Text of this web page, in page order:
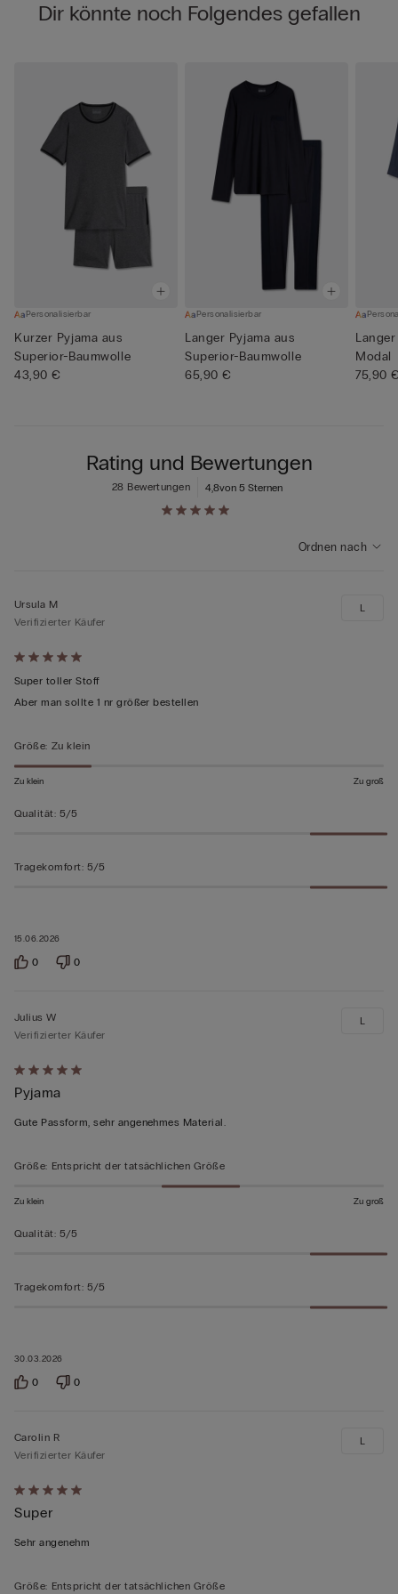
Dir könnte noch Folgendes gefallen
Personalisierbar
Kurzer Pyjama aus
Superior-Baumwolle
43,90 €
Personalisierbar
Langer Pyjama aus
Superior-Baumwolle
65,90 €
Modal
75,90
Rating und Bewertungen
4,8von 5 Sternen
28 Bewertungen
Ordnen nach
Mit
5
von
bewertet
15.06.2026
Ursula M
Verifizierter Käufer
Super toller Stoff
Aber man sollte 1 nr größer bestellen
L
Größe: Zu klein
Zu klein Zu groß
Qualität: 5/5
Tragekomfort: 5/5
0 0
Mit
5
von
bewertet
30.03.2026
Julius W
Verifizierter Käufer
Pyjama
Gute Passform, sehr angenehmes Material.
L
Größe: Entspricht der tatsächlichen Größe
Zu klein Zu groß
Qualität: 5/5
Tragekomfort: 5/5
0 0
Mit
5
von
bewertet
Carolin R
Verifizierter Käufer
Super
Sehr angenehm
L
Größe: Entspricht der tatsächlichen Größe